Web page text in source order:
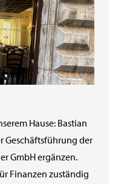
Hause: Bastian
Geschäftsführung der
GmbH ergänzen.
Finanzen zuständig